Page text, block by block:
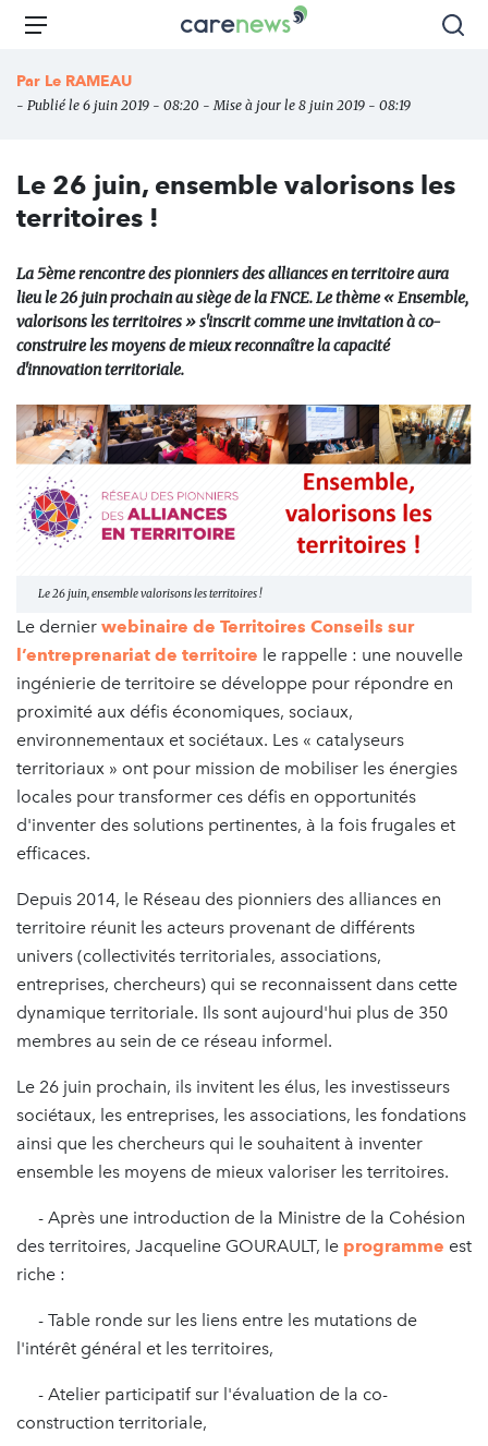
Aller
principal
Carenews,
des
l'engagement
Menu
Par Le RAMEAU
- Publié le 6 juin 2019 - 08:20 - Mise à jour le 8 juin 2019 - 08:19
Le 26 juin, ensemble valorisons les
territoires !
La 5ème rencontre des pionniers des alliances en territoire aura
lieu le 26 juin prochain au siège de la FNCE. Le thème « Ensemble,
valorisons les territoires » s'inscrit comme une invitation à co-
construire les moyens de mieux reconnaître la capacité
d'innovation territoriale.
Le 26 juin, ensemble valorisons les territoires !
Le dernier webinaire de Territoires Conseils sur
l’entreprenariat de territoire le rappelle : une nouvelle
ingénierie de territoire se développe pour répondre en
proximité aux défis économiques, sociaux,
environnementaux et sociétaux. Les « catalyseurs
territoriaux » ont pour mission de mobiliser les énergies
locales pour transformer ces défis en opportunités
d'inventer des solutions pertinentes, à la fois frugales et
efficaces.
Depuis 2014, le Réseau des pionniers des alliances en
territoire réunit les acteurs provenant de différents
univers (collectivités territoriales, associations,
entreprises, chercheurs) qui se reconnaissent dans cette
dynamique territoriale. Ils sont aujourd'hui plus de 350
membres au sein de ce réseau informel.
Le 26 juin prochain, ils invitent les élus, les investisseurs
sociétaux, les entreprises, les associations, les fondations
ainsi que les chercheurs qui le souhaitent à inventer
ensemble les moyens de mieux valoriser les territoires.
- Après une introduction de la Ministre de la Cohésion
des territoires, Jacqueline GOURAULT, le programme est
riche :
- Table ronde sur les liens entre les mutations de
l'intérêt général et les territoires,
- Atelier participatif sur l'évaluation de la co-
construction territoriale,